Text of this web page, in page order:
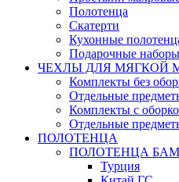
Полотенца
Скатерти
Кухонные
Подарочные наборы
ЧЕХЛЫ ДЛЯ МЯГКОЙ
Комплекты без
Отдельные
Комплекты с
Отдельные
ПОЛОТЕНЦА
ПОЛОТЕНЦА
Турция